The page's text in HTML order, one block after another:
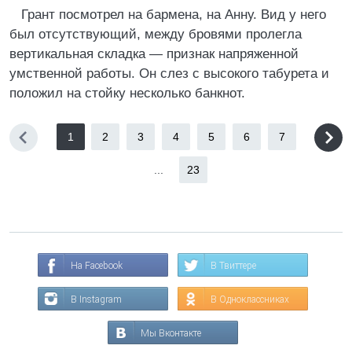
Грант посмотрел на бармена, на Анну. Вид у него
был отсутствующий, между бровями пролегла
вертикальная складка — признак напряженной
умственной работы. Он слез с высокого табурета и
положил на стойку несколько банкнот.
1 2 3 4 5 6 7
23
На Facebook В Твиттере
В Instagram В Одноклассниках
Мы Вконтакте